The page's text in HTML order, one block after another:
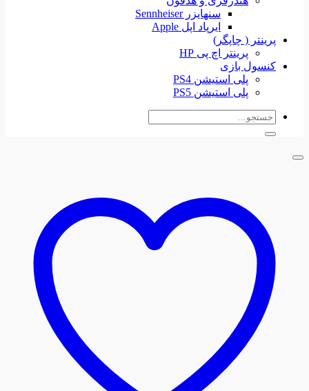
سنهایزر Sennheiser
ایرپاد اپل Apple
پرینتر ( چاپگر)
پرینتر اچ پی HP
کنسول بازی
پلی استیشن PS4
پلی استیشن PS5
جستجو